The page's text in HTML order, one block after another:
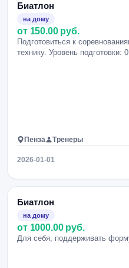
Биатлон
на дому
от 150.00 руб.
Подготовиться к
технику. Уровень подготовки:
Пенза Тренеры
2026-01-01
Биатлон
на дому
от 1000.00 руб.
Для себя, поддерживать